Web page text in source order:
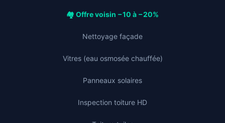
🏘️ Offre voisin −10 à −20%
Nettoyage façade
Vitres (eau osmosée chauffée)
Panneaux solaires
Inspection toiture HD